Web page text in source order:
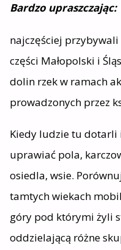
Bardzo upraszczając:
najczęściej przybywali
części Małopolski i
dolin rzek w ramach
prowadzonych przez
Kiedy ludzie tu dotarli
uprawiać pola,
osiedla, wsie.
tamtych wiekach
góry pod którymi żyli
oddzielającą różne